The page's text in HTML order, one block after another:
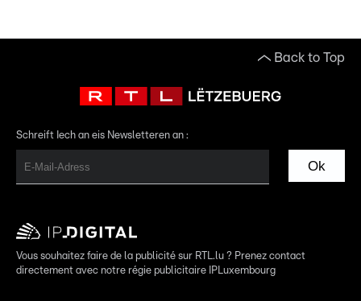
Back to Top
Schreift Iech an eis Newsletteren an :
Ok
Vous souhaitez faire de la publicité sur RTL.lu ? Prenez contact
directement avec notre régie publicitaire IPLuxembourg